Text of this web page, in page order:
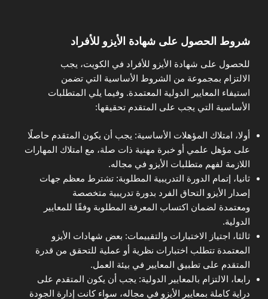
شروط الحصول على شهادة الأيزو للأفراد
للحصول على شهادة الأيزو للأفراد في الكويت، يجب
الالتزام بمجموعة من الشروط الأساسية التي تضمن
استيفاء المعايير الدولية المعتمدة. وفيما يلي المتطلبات
الأساسية التي يجب على المتقدم تحقيقها:
أولا، امتلاك المؤهلات الأساسية: يجب أن يكون المتقدم حاصلًا
على مؤهل علمي أو خبرة مهنية ذات صلة، مع امتلاك المهارات
اللازمة لفهم متطلبات الأيزو في مجاله.
ثانيا، إتمام الدورة التدريبية المطلوبة: تشترط معظم جهات
إصدار الأيزو التحاق الفرد بدورة تدريبية متخصصة
ومعتمدة لضمان اكتساب المعرفة المطلوبة وفقًا للمعايير
الدولية.
ثالثا، اجتياز الاختبارات والتقييمات: بعض شهادات الأيزو
المعتمدة تتطلب اختبارات نظرية أو عملية للتحقق من قدرة
المتقدم على تطبيق المعايير في بيئة العمل.
رابعا، الالتزام بالمعايير الدولية: يجب أن يكون المتقدم على
دراية كاملة بمعايير الأيزو في مجاله، سواء كانت إدارة الجودة